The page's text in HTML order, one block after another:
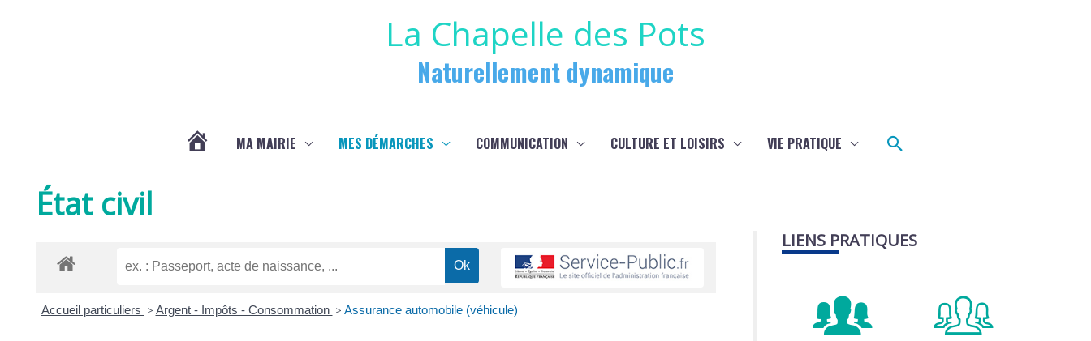
La Chapelle des Pots
Naturellement dynamique
LA
MA MAIRIE MES DÉMARCHES COMMUNICATION CULTURE ET LOISIRS VIE PRATIQUE Rechercher
État civil
Accueil particuliers > Argent - Impôts - Consommation > Assurance automobile (véhicule)
LIENS PRATIQUES